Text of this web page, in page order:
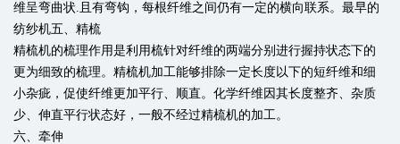
维呈弯曲状.且有弯钩，每根纤维之间仍有一定的横向联系。最早的
纺纱机五、精梳
精梳机的梳理作用是利用梳针对纤维的两端分别进行握持状态下的
更为细致的梳理。精梳机加工能够排除一定长度以下的短纤维和细
小杂疵，促使纤维更加平行、顺直。化学纤维因其长度整齐、杂质
少、伸直平行状态好，一般不经过精梳机的加工。
六、牵伸